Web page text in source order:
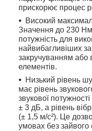
прискорює процес
Високий
Значення до 230
потужність для
найвибагливіших
закручуванням або
елементів.
Низький рівень
має рівень
звукової
± 3 дБ, а рівень
(± 1,5 м/с²). Це
умовах без зайвого